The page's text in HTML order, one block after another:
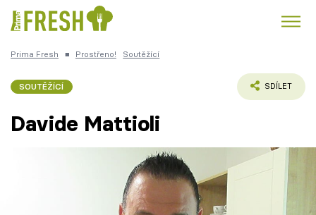
Česká kuchyně
Prima Fresh ■ Prostřeno! Soutěžící
SOUTĚŽÍCÍ SDÍLET
Davide Mattioli